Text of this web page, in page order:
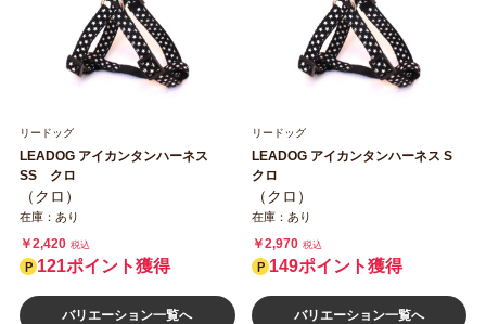
リードッグ
LEADOG アイカンタンハーネス
SS クロ
（クロ）
在庫：あり
￥2,420 税込
121ポイント獲得
バリエーション一覧へ
リードッグ
LEADOG アイカンタンハーネス S
クロ
（クロ）
在庫：あり
￥2,970 税込
149ポイント獲得
バリエーション一覧へ